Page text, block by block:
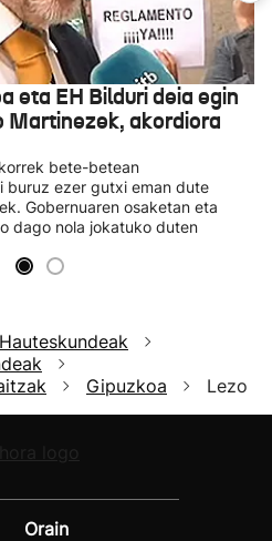
eta EH Bilduri deia egin
Martinezek, akordiora
bete-betean
buruz ezer gutxi eman dute
Gobernuaren osaketan eta
dago nola jokatuko duten
Hauteskundeak
Gipuzkoa Lezo
Orain